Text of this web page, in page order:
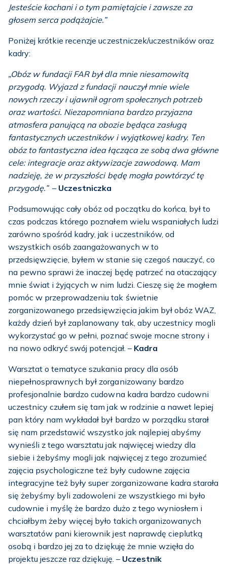
Jesteście kochani i o tym pamiętajcie i zawsze za
głosem serca podążajcie.”
Poniżej krótkie recenzje uczestniczek/uczestników oraz
kadry:
„Obóz w fundacji FAR był dla mnie niesamowitą
przygodą. Wyjazd z fundacji nauczył mnie wiele
nowych rzeczy i ujawnił ogrom społecznych potrzeb
oraz wartości. Niezapomniana bardzo przyjazna
atmosfera panującą na obozie będąca zasługą
fantastycznych uczestników i wyjątkowej kadry. Ten
obóz to fantastyczna idea łącząca ze sobą dwa główne
cele: integracje oraz aktywizacje zawodową. Mam
nadzieję, że w przyszłości będę mogła powtórzyć tę
przygodę.”– Uczestniczka
Podsumowując cały obóz od początku do końca, był to
czas podczas którego poznałem wielu wspaniałych ludzi
zarówno spośród kadry, jak i uczestników, od
wszystkich osób zaangażowanych w to
przedsięwzięcie, byłem w stanie się czegoś nauczyć, co
na pewno sprawi że inaczej będę patrzeć na otaczający
mnie świat i żyjących w nim ludzi. Cieszę się że mogłem
pomóc w przeprowadzeniu tak świetnie
zorganizowanego przedsięwzięcia jakim był obóz WAZ,
każdy dzień był zaplanowany tak, aby uczestnicy mogli
wykorzystać go w pełni, poznać swoje mocne strony i
na nowo odkryć swój potencjał. – Kadra
Warsztat o tematyce szukania pracy dla osób
niepełnosprawnych był zorganizowany bardzo
profesjonalnie bardzo cudowna kadra bardzo cudowni
uczestnicy czułem się tam jak w rodzinie a nawet lepiej
pan który nam wykładał był bardzo w porządku starał
się nam przedstawić wszystko jak najlepiej abyśmy
wynieśli z tego warsztatu jak najwięcej wiedzy dla
siebie i żebyśmy mogli jak najwięcej z tego zrozumieć
zajęcia psychologiczne też były cudowne zajęcia
integracyjne też były super zorganizowane kadra starała
się żebyśmy byli zadowoleni ze wszystkiego mi było
cudownie i myślę że bardzo dużo z tego wyniosłem i
chciałbym żeby więcej było takich organizowanych
warsztatów pani kierownik jest naprawdę cieplutką
osobą i bardzo jej za to dziękuję że mnie wzięła do
projektu jeszcze raz dziękuję. –Uczestnik